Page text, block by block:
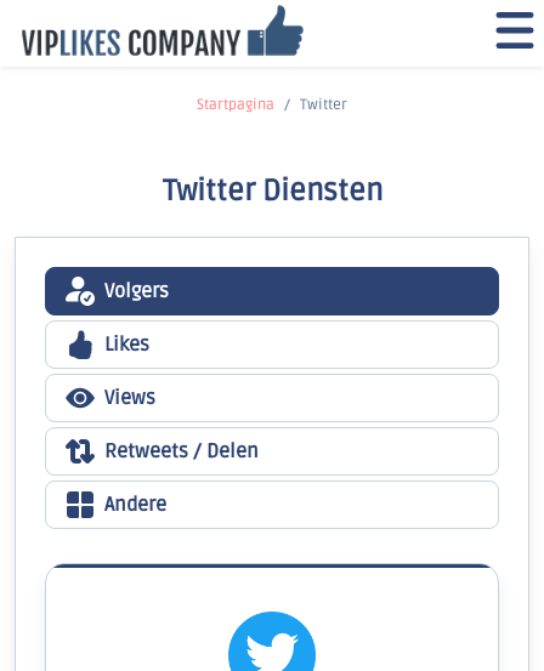
Startpagina Twitter
Twitter Diensten
Volgers
Likes
Views
Retweets / Delen
Andere